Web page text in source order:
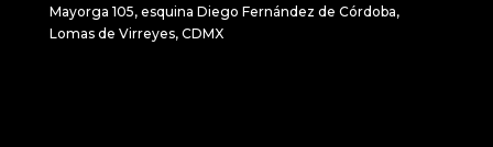
Mayorga 105, esquina Diego Fernández de Córdoba,
Lomas de Virreyes, CDMX